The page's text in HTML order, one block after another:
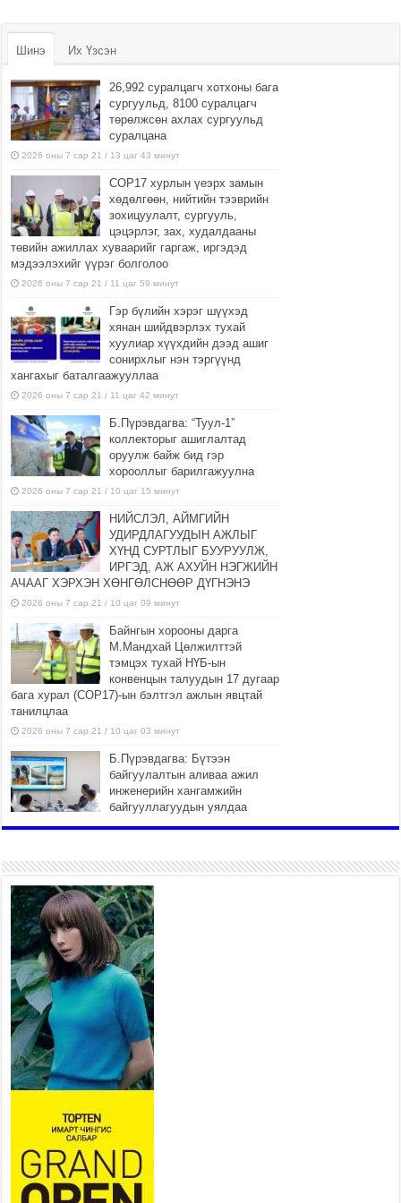
Шинэ Их Үзсэн
26,992 суралцагч хотхоны бага
сургуульд, 8100 суралцагч
төрөлжсөн ахлах сургуульд
суралцана
2026 оны 7 сар 21 / 13 цаг 43 минут
COP17 хурлын үеэрх замын
хөдөлгөөн, нийтийн тээврийн
зохицуулалт, сургууль,
цэцэрлэг, зах, худалдааны
төвийн ажиллах хуваарийг гаргаж, иргэдэд
мэдээлэхийг үүрэг болголоо
2026 оны 7 сар 21 / 11 цаг 59 минут
Гэр бүлийн хэрэг шүүхэд
хянан шийдвэрлэх тухай
хуулиар хүүхдийн дээд ашиг
сонирхлыг нэн тэргүүнд
хангахыг баталгаажууллаа
2026 оны 7 сар 21 / 11 цаг 42 минут
Б.Пүрэвдагва: “Туул-1”
коллекторыг ашиглалтад
оруулж байж бид гэр
хорооллыг барилгажуулна
2026 оны 7 сар 21 / 10 цаг 15 минут
НИЙСЛЭЛ, АЙМГИЙН
УДИРДЛАГУУДЫН АЖЛЫГ
ХҮНД СУРТЛЫГ БУУРУУЛЖ,
ИРГЭД, АЖ АХУЙН НЭГЖИЙН
АЧААГ ХЭРХЭН ХӨНГӨЛСНӨӨР ДҮГНЭНЭ
2026 оны 7 сар 21 / 10 цаг 09 минут
Байнгын хорооны дарга
М.Мандхай Цөлжилттэй
тэмцэх тухай НҮБ-ын
конвенцын талуудын 17 дугаар
бага хурал (СОР17)-ын бэлтгэл ажлын явцтай
танилцлаа
2026 оны 7 сар 21 / 10 цаг 03 минут
Б.Пүрэвдагва: Бүтээн
байгуулалтын аливаа ажил
инженерийн хангамжийн
байгууллагуудын уялдаа
холбоогүйгээс саатах ёсгүй
“Сэлбэ 20 минутын хот”
төслийн анхны 12 давхар
барилгын үндсэн карказ,
цутгалтын ажил дууслаа
2026 оны 7 сар 20 / 17 цаг 17 минут
Мопед, скүүтер, тэдгээртэй
адилтгах үзүүлэлт бүхий
тээврийн хэрэгсэлтэй
холбоотой нийслэлийн засаг
дарга захирамж гаргалаа
2026 оны 7 сар 20 / 17 цаг 11 минут
Төв цэвэрлэх байгууламжид хоногт дунджаар 3
тонн хатуу хог хаягдал ирж байна
2026 оны 7 сар 20 / 12 цаг 06 минут
“Эхийн алдар” одонгийн шаардлагыг
хөнгөрүүллээ
2026 оны 7 сар 20 / 11 цаг 51 минут